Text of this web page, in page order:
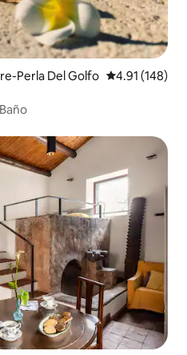
Perla Del Golfo Calificación
4.91 (148)
Baño